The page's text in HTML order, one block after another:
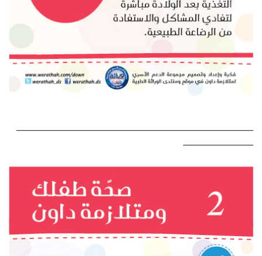
———————————————————————————
————————